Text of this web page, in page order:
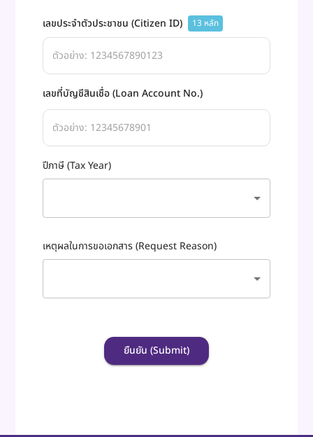
เลขประจำตัวประชาชน (Citizen ID) 13 หลัก
เลขที่บัญชีสินเชื่อ (Loan Account No.)
ปีภาษี (Tax Year)
เหตุผลในการขอเอกสาร (Request Reason)
ยืนยัน (Submit)